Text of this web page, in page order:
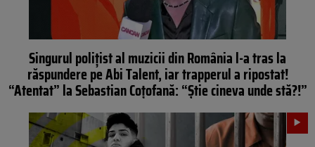
Singurul polițist al muzicii din România l-a tras la
răspundere pe Abi Talent, iar trapperul a ripostat!
“Atentat” la Sebastian Coțofană: “Știe cineva unde stă?!”